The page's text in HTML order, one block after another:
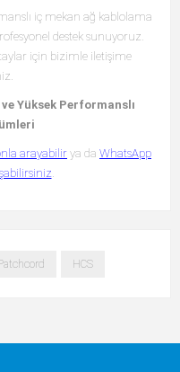
iç mekan ağ kablolama
destek sunuyoruz.
için bizimle iletişime
Yüksek Performanslı
arayabilir ya da WhatsApp
.
HCS